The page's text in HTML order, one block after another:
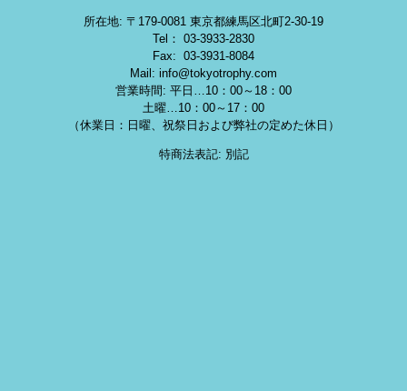
所在地: 〒179-0081 東京都練馬区北町2-30-19
Tel： 03-3933-2830
Fax: 03-3931-8084
Mail: info@tokyotrophy.com
営業時間: 平日…10：00～18：00
土曜…10：00～17：00
（休業日：日曜、祝祭日および弊社の定めた休日）
特商法表記: 別記